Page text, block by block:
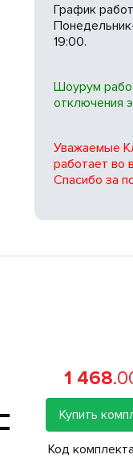
График
19:00.
Шоурум
отключения
Уважаемые
работает во
Спасибо за
1 468.
Купить
Код